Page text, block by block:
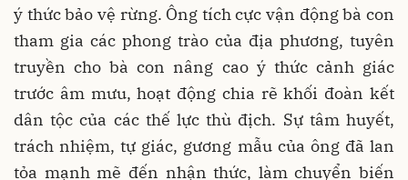
ý thức bảo vệ rừng. Ông tích cực vận động bà con
tham gia các phong trào của địa phương, tuyên
truyền cho bà con nâng cao ý thức cảnh giác
trước âm mưu, hoạt động chia rẽ khối đoàn kết
dân tộc của các thế lực thù địch. Sự tâm huyết,
trách nhiệm, tự giác, gương mẫu của ông đã lan
tỏa mạnh mẽ đến nhận thức, làm chuyển biến